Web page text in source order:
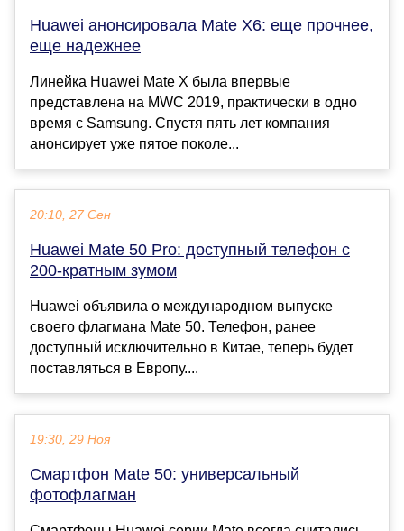
Huawei анонсировала Mate X6: еще прочнее,
еще надежнее
Линейка Huawei Mate X была впервые
представлена на MWC 2019, практически в одно
время с Samsung. Спустя пять лет компания
анонсирует уже пятое поколе...
20:10, 27 Сен
Huawei Mate 50 Pro: доступный телефон с
200-кратным зумом
Huawei объявила о международном выпуске
своего флагмана Mate 50. Телефон, ранее
доступный исключительно в Китае, теперь будет
поставляться в Европу....
19:30, 29 Ноя
Смартфон Mate 50: универсальный
фотофлагман